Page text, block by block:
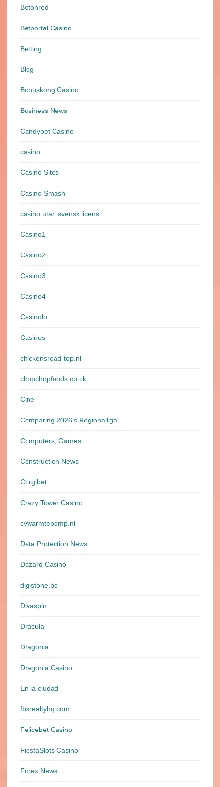
Betonred
Betportal Casino
Betting
Blog
Bonuskong Casino
Business News
Candybet Casino
casino
Casino Sites
Casino Smash
casino utan svensk licens
Casino1
Casino2
Casino3
Casino4
Casinolo
Casinos
chickensroad-top.nl
chopchopfoods.co.uk
Cine
Comparing 2026's Regionalliga
Computers, Games
Construction News
Corgibet
Crazy Tower Сasino
cvwarmtepomp.nl
Data Protection News
Dazard Casino
digistone.be
Divaspin
Drácula
Dragonia
Dragonia Casino
En la ciudad
fbsrealtyhq.com
Felicebet Casino
FiestaSlots Casino
Forex News